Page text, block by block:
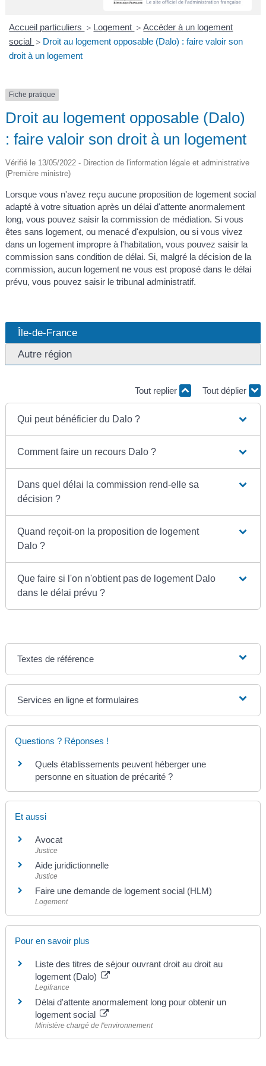
R
E
Accueil particuliers > Logement > Accéder à un logement
social
> Droit au logement opposable (Dalo) : faire valoir son
droit à un logement
Fiche pratique
Droit au logement opposable (Dalo)
: faire valoir son droit à un logement
Vérifié le 13/05/2022 - Direction de l'information légale et administrative
(Première ministre)
Lorsque vous n'avez reçu aucune proposition de logement social
adapté à votre situation après un délai d'attente anormalement
long, vous pouvez saisir la commission de médiation. Si vous
êtes sans logement, ou menacé d'expulsion, ou si vous vivez
dans un logement impropre à l'habitation, vous pouvez saisir la
commission sans condition de délai. Si, malgré la décision de la
commission, aucun logement ne vous est proposé dans le délai
prévu, vous pouvez saisir le tribunal administratif.
Île-de-France
Autre région
Tout replier Tout déplier
Qui peut bénéficier du Dalo ?
Comment faire un recours Dalo ?
Dans quel délai la commission rend-elle sa
décision ?
Quand reçoit-on la proposition de logement
Dalo ?
Que faire si l'on n'obtient pas de logement Dalo
dans le délai prévu ?
Textes de référence
Services en ligne et formulaires
Questions ? Réponses !
Quels établissements peuvent héberger une
personne en situation de précarité ?
Et aussi
Avocat
Justice
Aide juridictionnelle
Justice
Faire une demande de logement social (HLM)
Logement
Pour en savoir plus
Liste des titres de séjour ouvrant droit au droit au
logement (Dalo)
Legifrance
Délai d'attente anormalement long pour obtenir un
logement social
Ministère chargé de l'environnement